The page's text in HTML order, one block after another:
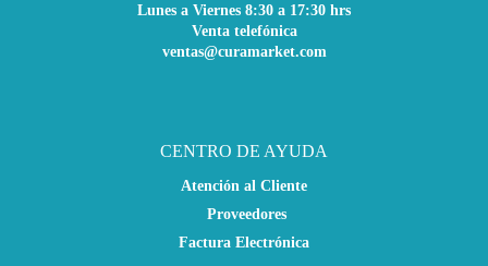
Lunes a Viernes 8:30 a 17:30 hrs
Venta telefónica
ventas@curamarket.com
CENTRO DE AYUDA
Atención al Cliente
Proveedores
Factura Electrónica